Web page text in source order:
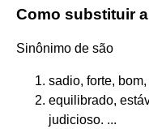
Como substituir
Sinônimo de são
sadio, forte,
equilibrado,
judicioso. ...